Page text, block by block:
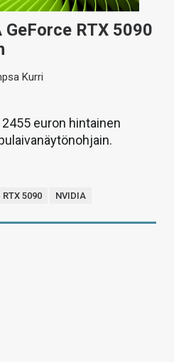
RTX 5090
Kurri
euron hintainen
5090 NVIDIA